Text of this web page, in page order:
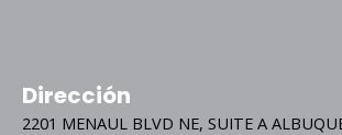
Dirección
2201 MENAUL BLVD NE, SUITE A